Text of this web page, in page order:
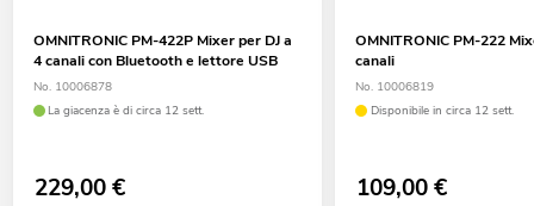
OMNITRONIC PM-422P Mixer per DJ a
4 canali con Bluetooth e lettore USB
No. 10006878
La giacenza è di circa 12 sett.
229,00€
OMNITRONIC PM-222
canali
No. 10006819
Disponibile in circa 12 sett.
109,00€